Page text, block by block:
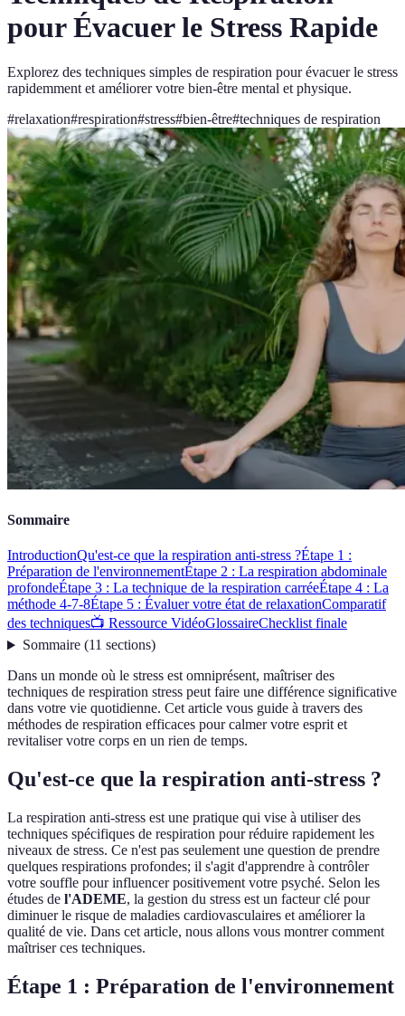
pour Évacuer le Stress Rapide
Explorez des techniques simples de respiration pour évacuer le stress
rapidemment et améliorer votre bien-être mental et physique.
#relaxation#respiration#stress#bien-être#techniques de respiration
Sommaire
IntroductionQu'est-ce que la respiration anti-stress ?Étape 1 :
Préparation de l'environnementÉtape 2 : La respiration abdominale
profondeÉtape 3 : La technique de la respiration carréeÉtape 4 : La
méthode 4-7-8Étape 5 : Évaluer votre état de relaxationComparatif
des techniques📺 Ressource VidéoGlossaireChecklist finale
Sommaire(11 sections)
Dans un monde où le stress est omniprésent, maîtriser des
techniques de respiration stress peut faire une différence significative
dans votre vie quotidienne. Cet article vous guide à travers des
méthodes de respiration efficaces pour calmer votre esprit et
revitaliser votre corps en un rien de temps.
Qu'est-ce que la respiration anti-stress ?
La respiration anti-stress est une pratique qui vise à utiliser des
techniques spécifiques de respiration pour réduire rapidement les
niveaux de stress. Ce n'est pas seulement une question de prendre
quelques respirations profondes; il s'agit d'apprendre à contrôler
votre souffle pour influencer positivement votre psyché. Selon les
études de l'ADEME, la gestion du stress est un facteur clé pour
diminuer le risque de maladies cardiovasculaires et améliorer la
qualité de vie. Dans cet article, nous allons vous montrer comment
maîtriser ces techniques.
Étape 1 : Préparation de l'environnement